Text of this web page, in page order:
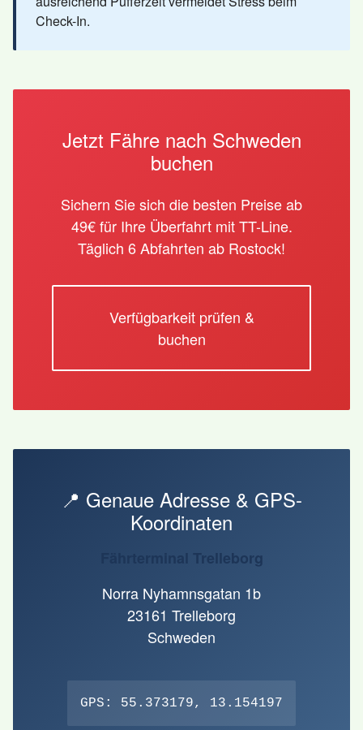
Check-In.
Jetzt Fähre nach Schweden
buchen
Sichern Sie sich die besten Preise ab
49€ für Ihre Überfahrt mit TT-Line.
Täglich 6 Abfahrten ab Rostock!
Verfügbarkeit prüfen &
buchen
📍 Genaue Adresse & GPS-
Koordinaten
Fährterminal Trelleborg
Norra Nyhamnsgatan 1b
23161 Trelleborg
Schweden
GPS: 55.373179, 13.154197